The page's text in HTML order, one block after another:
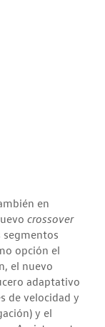
en
crossover
segmentos
opción el
el nuevo
adaptativo
de velocidad y
y el